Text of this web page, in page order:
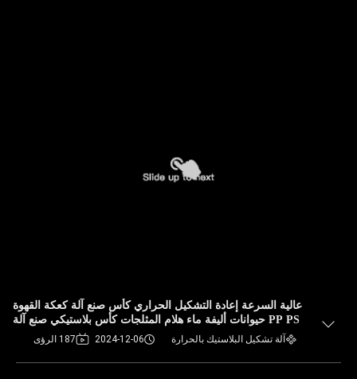
عالية السرعة إعادة التشكيل الحراري كأس صنع آلة كعكة القهوة
PP PS حيوانات أليفة ماء هلام المثلجات كأس بلاستيكي صنع آلة
آلة تشكيل البلاستيك بالحرارة 2024-12-06 187 الرؤى